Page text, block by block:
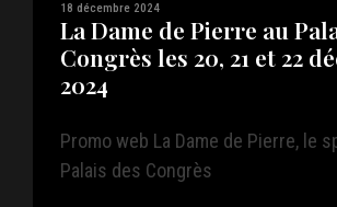
18 décembre 2024
La Dame de Pierre au
Congrès les 20, 21 et 22
2024
Promo web La Dame de Pierre, le
Palais des Congrès